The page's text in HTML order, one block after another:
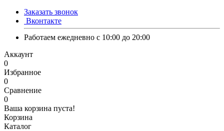
Заказать звонок
Вконтакте
Работаем ежедневно с 10:00 до 20:00
Аккаунт
0
Избранное
0
Сравнение
0
Ваша корзина пуста!
Корзина
Каталог